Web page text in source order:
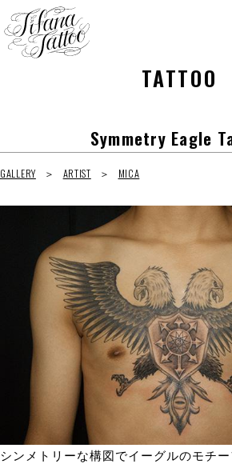
TATTOO
Symmetry Eagle
GALLERY ARTIST MICA
シンメトリーな構図でイーグルのモチ